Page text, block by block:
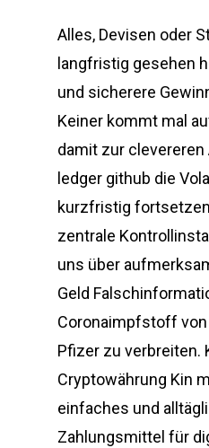
Alles, Devisen oder
langfristig gesehen
und sicherere
Keiner kommt mal
damit zur clevereren
ledger github die
kurzfristig
zentrale
uns über
Geld
Coronaimpfstoff
Pfizer zu verbreiten.
Cryptowährung Kin
einfaches und
Zahlungsmittel für